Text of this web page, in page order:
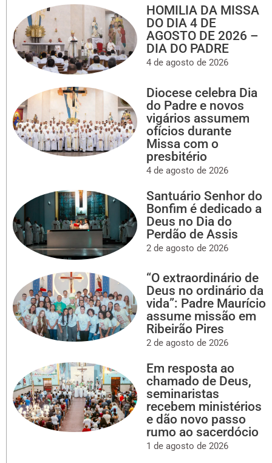
HOMILIA DA MISSA
DO DIA 4 DE
AGOSTO DE 2026 –
DIA DO PADRE
4 de agosto de 2026
Diocese celebra Dia
do Padre e novos
vigários assumem
ofícios durante
Missa com o
presbitério
4 de agosto de 2026
Santuário Senhor do
Bonfim é dedicado a
Deus no Dia do
Perdão de Assis
2 de agosto de 2026
“O extraordinário de
Deus no ordinário da
vida”: Padre Maurício
assume missão em
Ribeirão Pires
2 de agosto de 2026
Em resposta ao
chamado de Deus,
seminaristas
recebem ministérios
e dão novo passo
rumo ao sacerdócio
1 de agosto de 2026